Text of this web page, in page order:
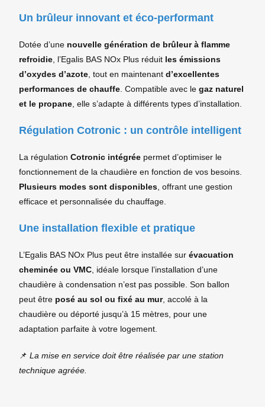
Un brûleur innovant et éco-performant
Dotée d’une nouvelle génération de brûleur à flamme
refroidie , l’Egalis BAS NOx Plus réduit les émissions
d’oxydes d’azote , tout en maintenantd’excellentes
performances de chauffe . Compatible avec legaz naturel
et le propane , elle s’adapte à différents types d’installation.
Régulation Cotronic : un contrôle intelligent
La régulationCotronic intégrée permet d’optimiser le
fonctionnement de la chaudière en fonction de vos besoins.
Plusieurs modes sont disponibles , offrant une gestion
efficace et personnalisée du chauffage.
Une installation flexible et pratique
L’Egalis BAS NOx Plus peut être installée surévacuation
cheminée ou VMC , idéale lorsque l’installation d’une
chaudière à condensation n’est pas possible. Son ballon
peut être posé au sol ou fixé au mur, accolé à la
chaudière ou déporté jusqu’à 15 mètres, pour une
adaptation parfaite à votre logement.
📌La mise en service doit être réalisée par une station
technique agréée.